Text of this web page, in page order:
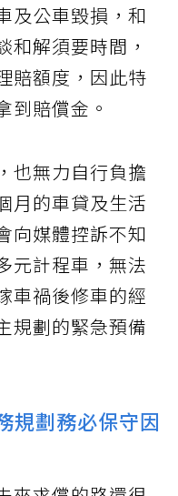
及公車毀損，和
和解須要時間，
賠額度，因此特
到賠償金。
也無力自行負擔
月的車貸及生活
向媒體控訴不知
元計程車，無法
車禍後修車的經
規劃的緊急預備
規劃務必保守因